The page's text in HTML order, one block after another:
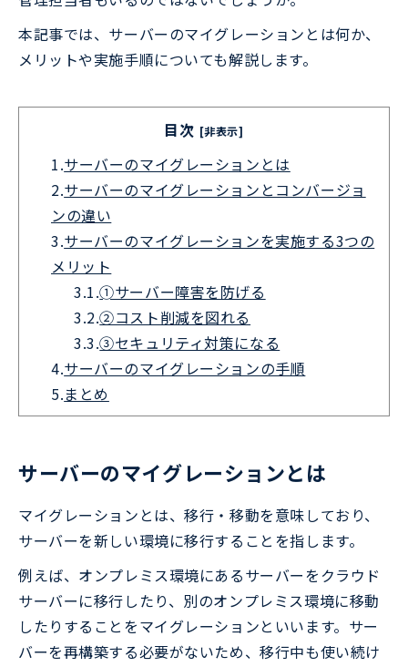
本記事では、サーバーのマイグレーションとは何か、
メリットや実施手順についても解説します。
目次 [非表示]
1.サーバーのマイグレーションとは
2.サーバーのマイグレーションとコンバージョ
ンの違い
3.サーバーのマイグレーションを実施する3つの
メリット
3.1.➀サーバー障害を防げる
3.2.②コスト削減を図れる
3.3.③セキュリティ対策になる
4.サーバーのマイグレーションの手順
5.まとめ
サーバーのマイグレーションとは
マイグレーションとは、移行・移動を意味しており、
サーバーを新しい環境に移行することを指します。
例えば、オンプレミス環境にあるサーバーをクラウド
サーバーに移行したり、別のオンプレミス環境に移動
したりすることをマイグレーションといいます。サー
バーを再構築する必要がないため、移行中も使い続け